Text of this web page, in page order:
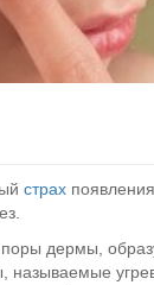
страхпоявления
дермы,
называемые